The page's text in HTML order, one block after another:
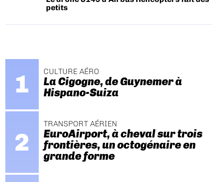
petits
CULTURE AÉRO
La Cigogne, de Guynemer à
Hispano-Suiza
TRANSPORT AÉRIEN
EuroAirport, à cheval sur trois
frontières, un octogénaire en
grande forme